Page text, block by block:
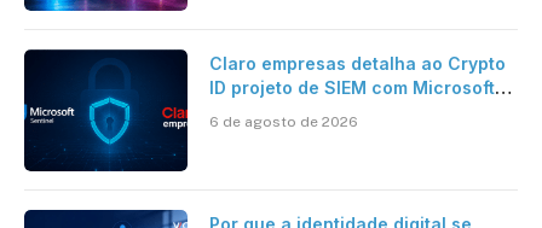
Claro empresas detalha ao Crypto
ID projeto de SIEM com Microsoft
automatizada
6 de agosto de 2026
Por que a identidade digital se